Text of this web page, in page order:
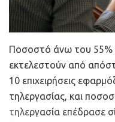
Ποσοστό άνω του 55%
εκτελεστούν από
10 επιχειρήσεις
τηλεργασίας, και
τηλεργασία επέδρασε